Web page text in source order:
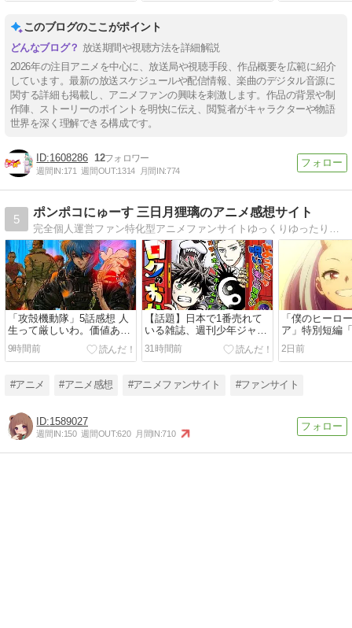
このブログのここがポイント
放送期間や視聴方法を詳細解説
2026年の注目アニメを中心に、放送局や視聴手段、作品概要を広範に紹介
しています。最新の放送スケジュールや配信情報、楽曲のデジタル音源に
関する詳細も掲載し、アニメファンの興味を刺激します。作品の背景や制
作陣、ストーリーのポイントを明快に伝え、閲覧者がキャラクターや物語
世界を深く理解できる構成です。
1608286 12
週間IN:171 週間OUT:1314 月間IN:774
5
ポンポコにゅーす 三日月狸璃のアニメ感想サイト
「攻殻機動隊」5話感想 人
生って厳しいわ。価値ある
仕事は死の近く、天秤は釣
り合うか……。バトーの怒
り！少佐ドジっ娘も面白
い！！「THE GHOST IN
THE SHELL」
9時間前
【話題】日本で1番売れて
いる雑誌、週刊少年ジャン
プ紙版が100万部を下回り
国内で大台を超える雑誌は
ゼロに。なお、電子版を含
最盛期を迎えている！！
31時間前
「僕のヒーロ
ア」特別短編
too」感想 救
の成長、見守
が“更に向こう
ァンブック読
2日前
#アニメ #アニメ感想 #アニメファンサイト #ファンサイト
1589027
週間IN:150 週間OUT:620 月間IN:710